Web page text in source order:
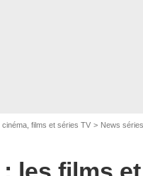
cinéma, films et séries TV News